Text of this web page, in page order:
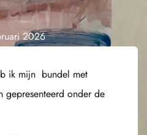
2026
ik mijn bundel met
gepresenteerd onder de